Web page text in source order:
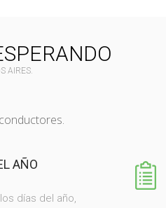
AIRES.
AÑO
días del año,